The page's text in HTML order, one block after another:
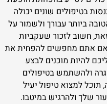
בטיפולים שונים יכולה
ביותר עבורך ולשמור על
חשוב לזכור שעקביות
אם אתם מחפשים להפחית את
להיות מוכנים לבצע
ולהשתמש בטיפולים
למצוא טיפול יעיל
שלך ולהרגיש במיטבו.